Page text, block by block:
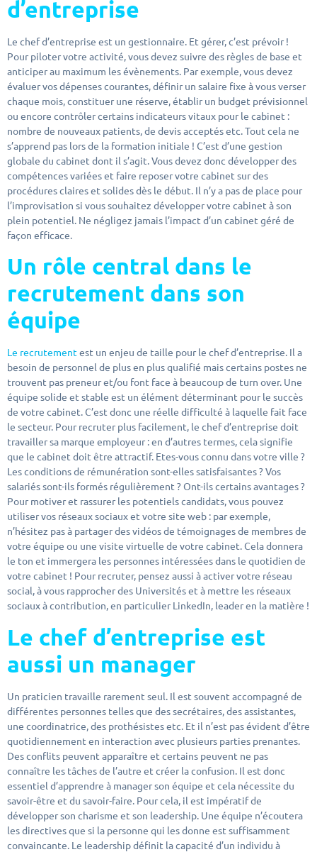
d’entreprise
Le chef d’entreprise est un gestionnaire. Et gérer, c’est prévoir !
Pour piloter votre activité, vous devez suivre des règles de base et
anticiper au maximum les évènements. Par exemple, vous devez
évaluer vos dépenses courantes, définir un salaire fixe à vous verser
chaque mois, constituer une réserve, établir un budget prévisionnel
ou encore contrôler certains indicateurs vitaux pour le cabinet :
nombre de nouveaux patients, de devis acceptés etc. Tout cela ne
s’apprend pas lors de la formation initiale ! C’est d’une gestion
globale du cabinet dont il s’agit. Vous devez donc développer des
compétences variées et faire reposer votre cabinet sur des
procédures claires et solides dès le début. Il n’y a pas de place pour
l’improvisation si vous souhaitez développer votre cabinet à son
plein potentiel. Ne négligez jamais l’impact d’un cabinet géré de
façon efficace.
Un rôle central dans le
recrutement dans son
équipe
Le recrutementest un enjeu de taille pour le chef d’entreprise. Il a
besoin de personnel de plus en plus qualifié mais certains postes ne
trouvent pas preneur et/ou font face à beaucoup de turn over. Une
équipe solide et stable est un élément déterminant pour le succès
de votre cabinet. C’est donc une réelle difficulté à laquelle fait face
le secteur. Pour recruter plus facilement, le chef d’entreprise doit
travailler sa marque employeur : en d’autres termes, cela signifie
que le cabinet doit être attractif. Etes-vous connu dans votre ville ?
Les conditions de rémunération sont-elles satisfaisantes ? Vos
salariés sont-ils formés régulièrement ? Ont-ils certains avantages ?
Pour motiver et rassurer les potentiels candidats, vous pouvez
utiliser vos réseaux sociaux et votre site web : par exemple,
n’hésitez pas à partager des vidéos de témoignages de membres de
votre équipe ou une visite virtuelle de votre cabinet. Cela donnera
le ton et immergera les personnes intéressées dans le quotidien de
votre cabinet ! Pour recruter, pensez aussi à activer votre réseau
social, à vous rapprocher des Universités et à mettre les réseaux
sociaux à contribution, en particulier LinkedIn, leader en la matière !
Le chef d’entreprise est
aussi un manager
Un praticien travaille rarement seul. Il est souvent accompagné de
différentes personnes telles que des secrétaires, des assistantes,
une coordinatrice, des prothésistes etc. Et il n’est pas évident d’être
quotidiennement en interaction avec plusieurs parties prenantes.
Des conflits peuvent apparaître et certains peuvent ne pas
connaître les tâches de l’autre et créer la confusion. Il est donc
essentiel d’apprendre à manager son équipe et cela nécessite du
savoir-être et du savoir-faire. Pour cela, il est impératif de
développer son charisme et son leadership. Une équipe n’écoutera
les directives que si la personne qui les donne est suffisamment
convaincante. Le leadership définit la capacité d’un individu à